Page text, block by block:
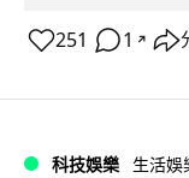
251 1 ↗
科技娛樂 生活娛